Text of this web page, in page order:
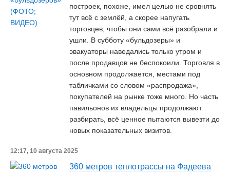
построек, похоже, имел целью не сровнять
тут всё с землёй, а скорее напугать
торговцев, чтобы они сами всё разобрали и
ушли. В субботу «бульдозеры» и
эвакуаторы наведались только утром и
после продавцов не беспокоили. Торговля в
основном продолжается, местами под
табличками со словом «распродажа»,
покупателей на рынке тоже много. Но часть
павильонов их владельцы продолжают
разбирать, всё ценное пытаются вывезти до
новых показательных визитов.
12:17, 10 августа 2025
360 метров теплотрассы на Фадеева